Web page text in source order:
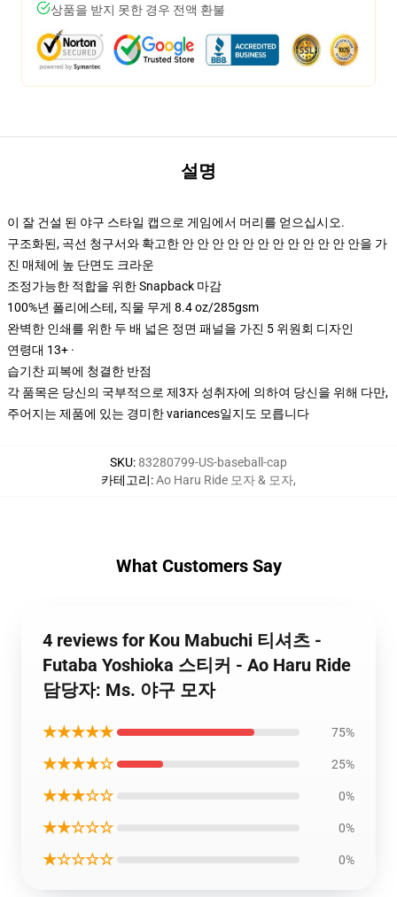
상품을 받지 못한 경우 전액 환불
설명
이 잘 건설 된 야구 스타일 캡으로 게임에서 머리를 얻으십시오.
구조화된, 곡선 청구서와 확고한 안 안 안 안 안 안 안 안 안 안 안 안을 가
진 매체에 높 단면도 크라운
조정가능한 적합을 위한 Snapback 마감
100%년 폴리에스테, 직물 무게 8.4 oz/285gsm
완벽한 인쇄를 위한 두 배 넓은 정면 패널을 가진 5 위원회 디자인
연령대 13+ ·
습기찬 피복에 청결한 반점
각 품목은 당신의 국부적으로 제3자 성취자에 의하여 당신을 위해 다만,
주어지는 제품에 있는 경미한 variances일지도 모릅니다
SKU:83280799-US-baseball-cap
카테고리:Ao Haru Ride 모자 & 모자,
What Customers Say
4 reviews for Kou Mabuchi 티셔츠 -
Futaba Yoshioka 스티커 - Ao Haru Ride
담당자: Ms. 야구 모자
★★★★★ 75%
★★★★☆ 25%
★★★☆☆ 0%
★★☆☆☆ 0%
★☆☆☆☆ 0%